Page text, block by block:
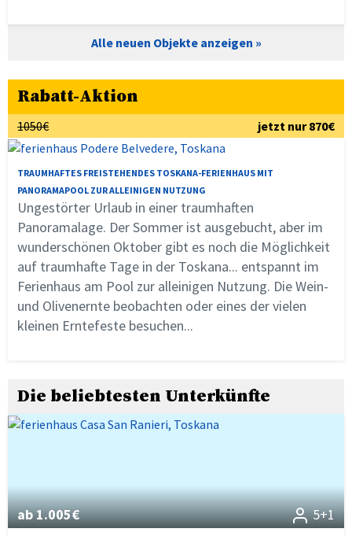
Alle neuen Objekte anzeigen
Rabatt-Aktion
1050€ jetzt nur 870€
TRAUMHAFTES FREISTEHENDES TOSKANA-FERIENHAUS MIT
PANORAMAPOOL ZUR ALLEINIGEN NUTZUNG
Ungestörter Urlaub in einer traumhaften
Panoramalage. Der Sommer ist ausgebucht, aber im
wunderschönen Oktober gibt es noch die Möglichkeit
auf traumhafte Tage in der Toskana... entspannt im
Ferienhaus am Pool zur alleinigen Nutzung. Die Wein-
und Olivenernte beobachten oder eines der vielen
kleinen Erntefeste besuchen...
Die beliebtesten Unterkünfte
ab 1.005€ 5+1